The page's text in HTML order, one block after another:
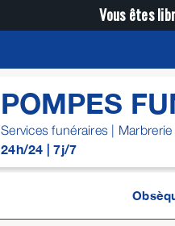
Vous êtes
POMPES
Services funéraires |
24h/24 | 7j/7